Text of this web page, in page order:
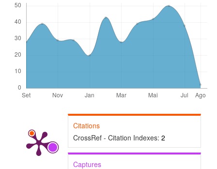
Citations
CrossRef - Citation Indexes: 2
Captures